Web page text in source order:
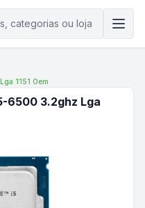
1151 Oem
6500 3.2ghz Lga